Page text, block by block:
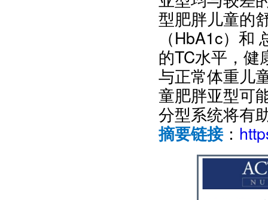
型肥胖儿童的
（HbA1c）
的TC水平，健
与正常体重儿
童肥胖亚型可
分型系统将有
摘要链接：